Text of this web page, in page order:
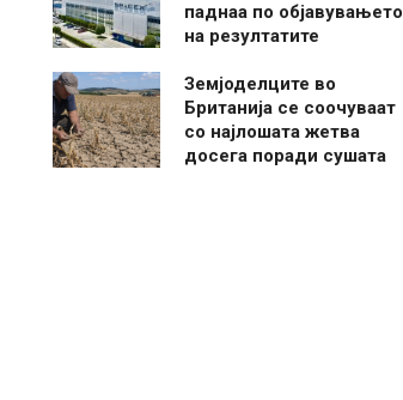
паднаа по објавувањето
на резултатите
Земјоделците во
Британија се соочуваат
со најлошата жетва
досега поради сушата